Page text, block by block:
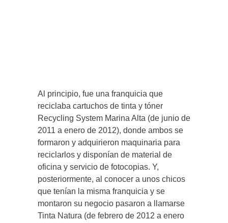
Al principio, fue una franquicia que
reciclaba cartuchos de tinta y tóner
Recycling System Marina Alta (de junio de
2011 a enero de 2012), donde ambos se
formaron y adquirieron maquinaria para
reciclarlos y disponían de material de
oficina y servicio de fotocopias. Y,
posteriormente, al conocer a unos chicos
que tenían la misma franquicia y se
montaron su negocio pasaron a llamarse
Tinta Natura (de febrero de 2012 a enero